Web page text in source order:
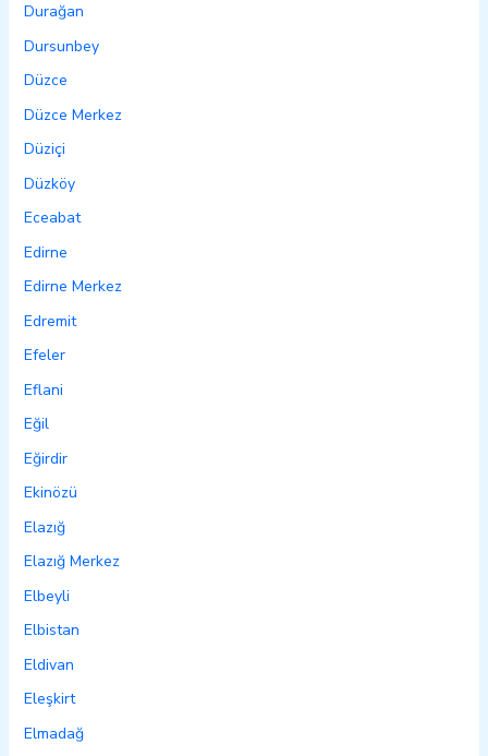
Durağan
Dursunbey
Düzce
Düzce Merkez
Düziçi
Düzköy
Eceabat
Edirne
Edirne Merkez
Edremit
Efeler
Eflani
Eğil
Eğirdir
Ekinözü
Elazığ
Elazığ Merkez
Elbeyli
Elbistan
Eldivan
Eleşkirt
Elmadağ